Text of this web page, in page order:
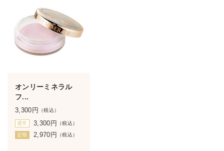
オンリーミネラル
フ...
3,300 円 （税込）
通常 3,300 円 （税込）
定期 2,970 円 （税込）